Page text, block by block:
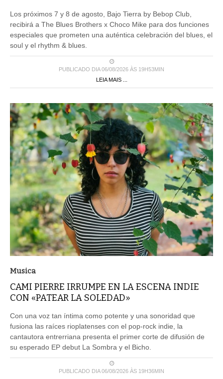
recibirá a The Blues Brothers x Choco Mike para dos funciones
especiales que prometen una auténtica celebración del blues, el
soul y el rhythm & blues.
PUBLICADO DIA 06/08/2026 ÀS 19H53MIN
LEIA MAIS ...
CAMI PIERRE IRRUMPE EN LA ESCENA INDIE
CON «PATEAR LA SOLEDAD»
fusiona las raíces rioplatenses con el pop-rock indie, la
cantautora entrerriana presenta el primer corte de difusión de
su esperado EP debut La Sombra y el Bicho.
PUBLICADO DIA 06/08/2026 ÀS 19H36MIN
LEIA MAIS ...